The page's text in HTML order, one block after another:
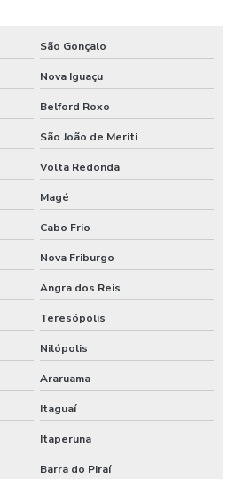
curitiba
eletrônicos
São Gonçalo
Nova Iguaçu
Belford Roxo
São João de Meriti
Volta Redonda
Magé
Cabo Frio
Nova Friburgo
Angra dos Reis
Teresópolis
Nilópolis
Araruama
Itaguaí
Itaperuna
Barra do Piraí